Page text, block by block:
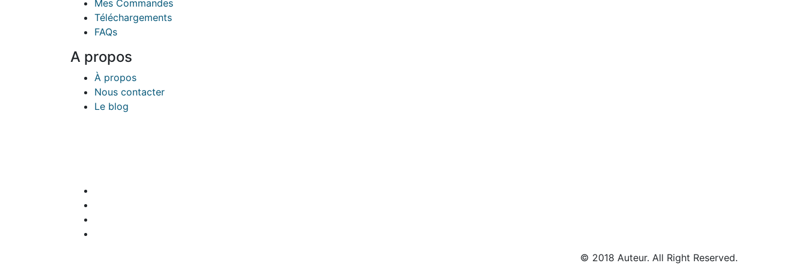
Mes Commandes
Téléchargements
FAQs
A propos
À propos
Nous contacter
Le blog
© 2018 Auteur. All Right Reserved.